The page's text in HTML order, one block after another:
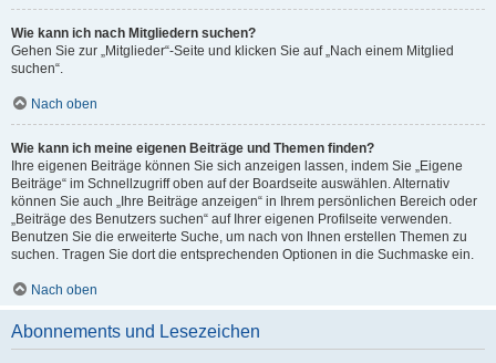
Wie kann ich nach Mitgliedern suchen?
Gehen Sie zur „Mitglieder“-Seite und klicken Sie auf „Nach einem Mitglied
suchen“.
Nach oben
Wie kann ich meine eigenen Beiträge und Themen finden?
Ihre eigenen Beiträge können Sie sich anzeigen lassen, indem Sie „Eigene
Beiträge“ im Schnellzugriff oben auf der Boardseite auswählen. Alternativ
können Sie auch „Ihre Beiträge anzeigen“ in Ihrem persönlichen Bereich oder
„Beiträge des Benutzers suchen“ auf Ihrer eigenen Profilseite verwenden.
Benutzen Sie die erweiterte Suche, um nach von Ihnen erstellen Themen zu
suchen. Tragen Sie dort die entsprechenden Optionen in die Suchmaske ein.
Nach oben
Abonnements und Lesezeichen